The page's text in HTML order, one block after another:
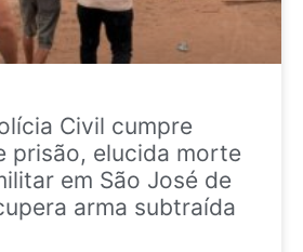
Civil cumpre
prisão, elucida morte
em São José de
arma subtraída